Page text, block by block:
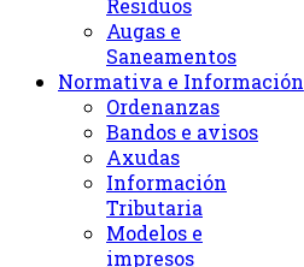
Residuos
Augas e
Saneamentos
Normativa e Información
Ordenanzas
Bandos e avisos
Axudas
Información
Tributaria
Modelos e
impresos